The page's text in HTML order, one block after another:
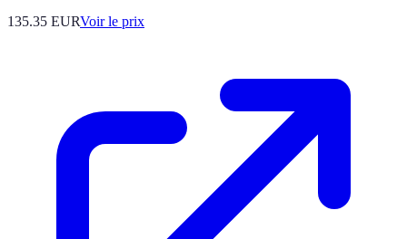
135.35 EURVoir le prix